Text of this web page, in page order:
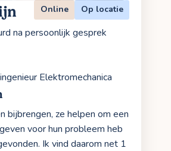
Online Op locatie
na persoonlijk gesprek
Elektromechanica
bijbrengen, ze helpen om een
voor hun probleem heb
Ik vind daarom net 1